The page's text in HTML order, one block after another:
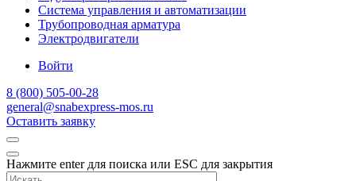
Система управления и автоматизации
Трубопроводная арматура
Электродвигатели
Войти
8 (800) 505-00-28
general@snabexpress-mos.ru
Оставить заявку
Нажмите enter для поиска или ESC для закрытия